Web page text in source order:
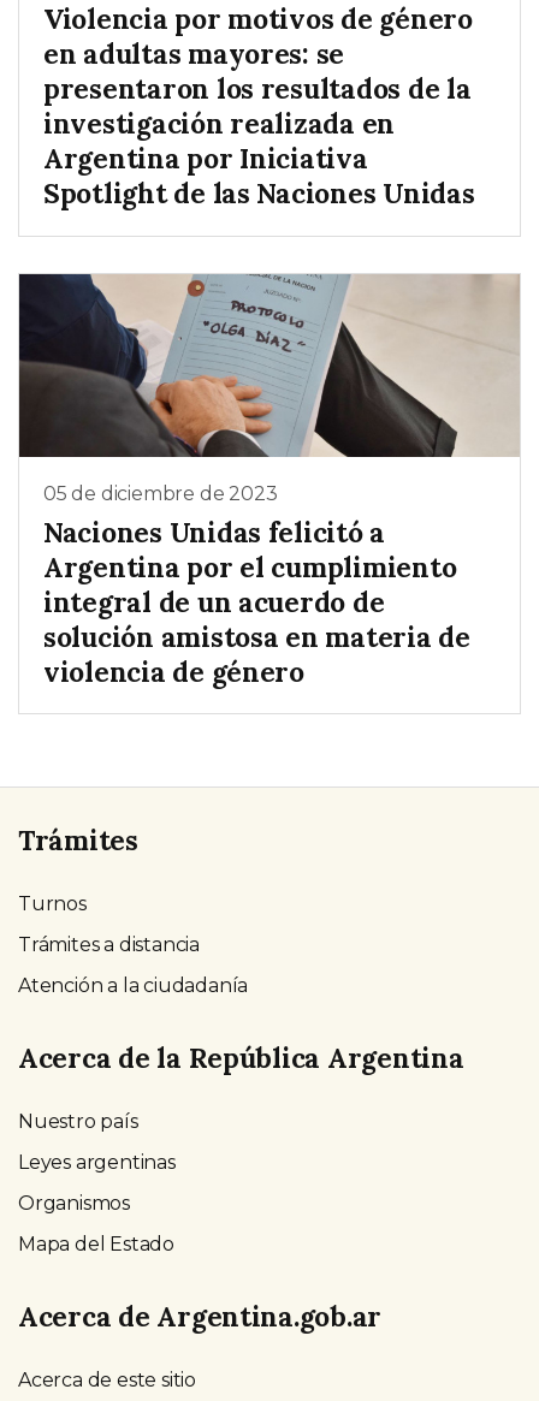
Violencia por motivos de género
en adultas mayores: se
presentaron los resultados de la
investigación realizada en
Argentina por Iniciativa
Spotlight de las Naciones Unidas
05 de diciembre de 2023
Naciones Unidas felicitó a
Argentina por el cumplimiento
integral de un acuerdo de
solución amistosa en materia de
violencia de género
Trámites
Turnos
Trámites a distancia
Atención a la ciudadanía
Acerca de la República Argentina
Nuestro país
Leyes argentinas
Organismos
Mapa del Estado
Acerca de Argentina.gob.ar
Acerca de este sitio